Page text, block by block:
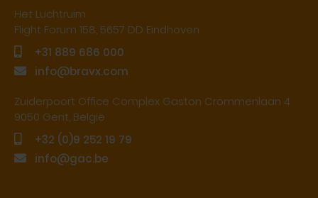
Het Luchtruim
Flight Forum 158, 5657 DD Eindhoven
+31 889 686 000
info@bravx.com
Zuiderpoort Office Complex Gaston Crommenlaan 4
9050 Gent, België
+32 (0)9 252 19 79
info@gac.be